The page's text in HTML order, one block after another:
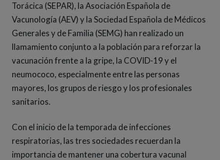
Torácica (SEPAR), la Asociación Española de
Vacunología (AEV) y la Sociedad Española de Médicos
Generales y de Familia (SEMG) han realizado un
llamamiento conjunto a la población para reforzar la
vacunación frente a la gripe, la COVID-19 y el
neumococo, especialmente entre las personas
mayores, los grupos de riesgo y los profesionales
sanitarios.
Con el inicio de la temporada de infecciones
respiratorias, las tres sociedades recuerdan la
importancia de mantener una cobertura vacunal